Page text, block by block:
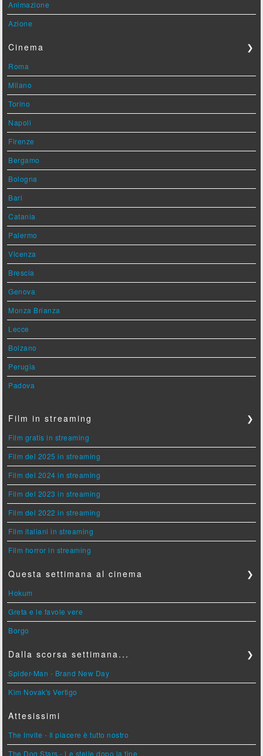
Animazione
Azione
Cinema ❯
Roma
Milano
Torino
Napoli
Firenze
Bergamo
Bologna
Bari
Catania
Palermo
Vicenza
Brescia
Genova
Monza Brianza
Lecce
Bolzano
Perugia
Padova
Film in streaming ❯
Film gratis in streaming
Film del 2025 in streaming
Film del 2024 in streaming
Film del 2023 in streaming
Film del 2022 in streaming
Film italiani in streaming
Film horror in streaming
Questa settimana al cinema ❯
Hokum
Greta e le favole vere
Borgo
Dalla scorsa settimana... ❯
Spider-Man - Brand New Day
Kim Novak's Vertigo
Attesissimi
The Invite - Il piacere è tutto nostro
The Dog Stars - Le stelle dopo la fine